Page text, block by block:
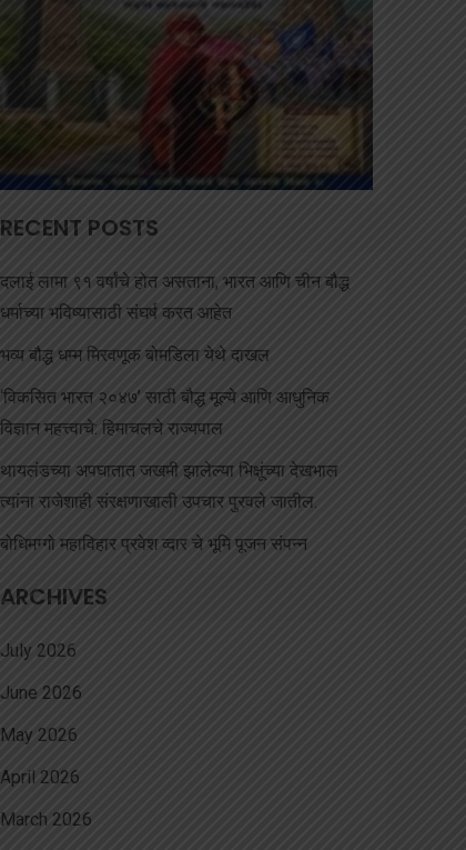
RECENT POSTS
दलाई लामा ९१ वर्षांचे होत असताना, भारत आणि चीन बौद्ध
धर्माच्या भविष्यासाठी संघर्ष करत आहेत
भव्य बौद्ध धम्म मिरवणूक बोमडिला येथे दाखल
‘विकसित भारत २०४७’ साठी बौद्ध मूल्ये आणि आधुनिक
विज्ञान महत्त्वाचे: हिमाचलचे राज्यपाल
थायलंडच्या अपघातात जखमी झालेल्या भिक्षूंच्या देखभाल
त्यांना राजेशाही संरक्षणाखाली उपचार पुरवले जातील.
बोधिमग्गो महाविहार प्रवेश व्दार चे भूमि पूजन संपन्न
ARCHIVES
July 2026
June 2026
May 2026
April 2026
March 2026